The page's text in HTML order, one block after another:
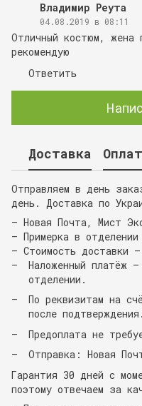
Владимир Реута
04.08.2019 в 08:11
Отличный костюм, жена
рекомендую
Ответить
Доставка
Отправляем в день
день. Доставка по
— Новая Почта, Мист
— Примерка в
— Стоимость доставки
Наложенный платёж
отделении.
По реквизитам на
после подтверждения.
Предоплата не
Отправка: Новая
Гарантия 30 дней с
поэтому отвечаем за